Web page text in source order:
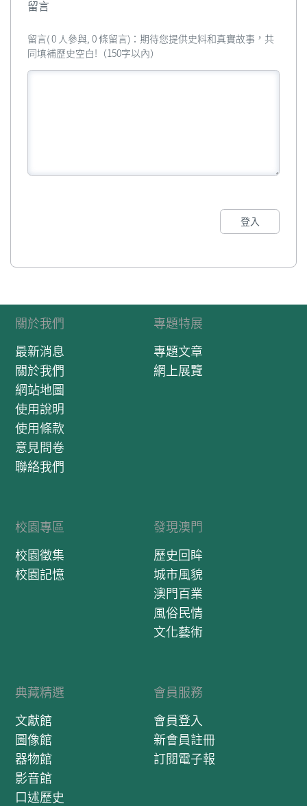
留言
留言( 0 人參與, 0 條留言)：期待您提供史料和真實故事，共
同填補歷史空白!（150字以內）
登入
關於我們
最新消息
關於我們
網站地圖
使用說明
使用條款
意見問卷
聯絡我們
專題特展
專題文章
網上展覽
校園專區
校園徵集
校園記憶
發現澳門
歷史回眸
城市風貌
澳門百業
風俗民情
文化藝術
典藏精選
文獻館
圖像館
器物館
影音館
口述歷史
會員服務
會員登入
新會員註冊
訂閱電子報